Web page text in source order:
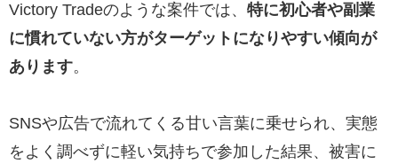
Victory Tradeのような案件では、 特に初心者や副業
に慣れていない方がターゲットになりやすい傾向が
あります。
SNSや広告で流れてくる甘い言葉に乗せられ、実態
をよく調べずに軽い気持ちで参加した結果、被害に